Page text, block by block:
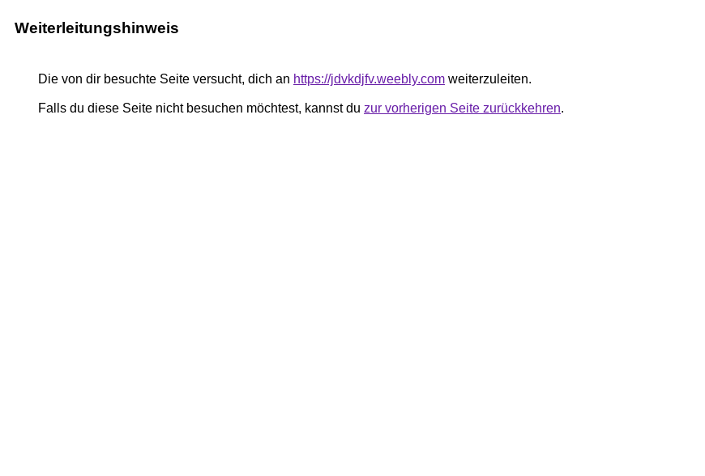
Weiterleitungshinweis
Die von dir besuchte Seite versucht, dich an https://jdvkdjfv.weebly.com weiterzuleiten.
Falls du diese Seite nicht besuchen möchtest, kannst du zur vorherigen Seite zurückkehren.